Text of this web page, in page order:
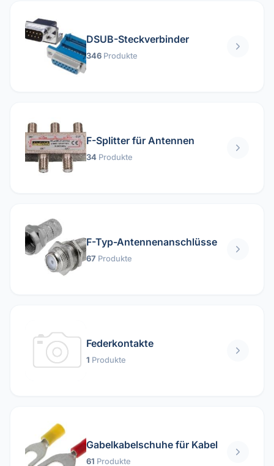
DSUB-Steckverbinder
346 Produkte
F-Splitter für Antennen
34 Produkte
F-Typ-Antennenanschlüsse
67 Produkte
Federkontakte
1 Produkte
Gabelkabelschuhe für Kabel
61 Produkte